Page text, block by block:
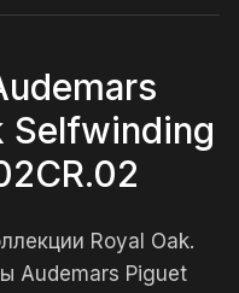
Selfwinding
Royal Oak.
Audemars Piguet